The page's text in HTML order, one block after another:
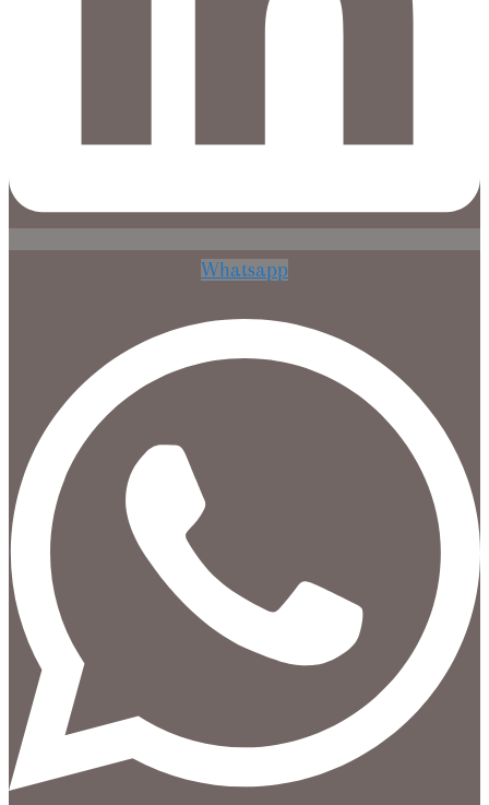
Whatsapp